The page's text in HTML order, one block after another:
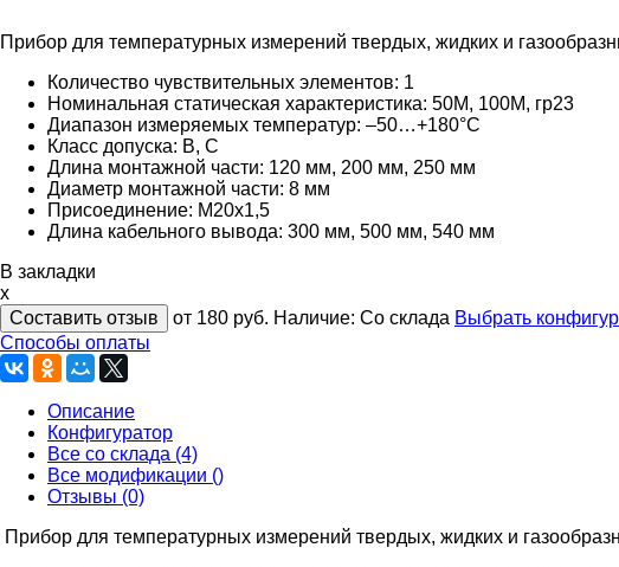
Прибор для температурных измерений твердых, жидких и
Количество чувствительных элементов: 1
Номинальная статическая характеристика: 50М, 100М, гр23
Диапазон измеряемых температур: –50…+180°C
Класс допуска: B, C
Длина монтажной части: 120 мм, 200 мм, 250 мм
Диаметр монтажной части: 8 мм
Присоединение: М20х1,5
Длина кабельного вывода: 300 мм, 500 мм, 540 мм
В закладки
x
Составить отзыв
от 180 руб. Наличие: Со склада Выбрать
Способы оплаты
Описание
Конфигуратор
Все со склада (4)
Все модификации ()
Отзывы (0)
Прибор для температурных измерений твердых, жидких и